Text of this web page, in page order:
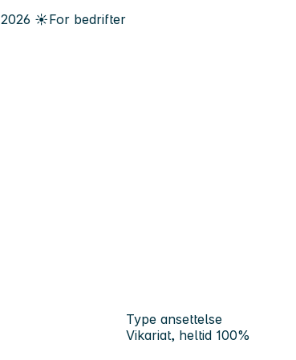
2026 ☀️For bedrifter
Type ansettelse
Vikariat, heltid 100%